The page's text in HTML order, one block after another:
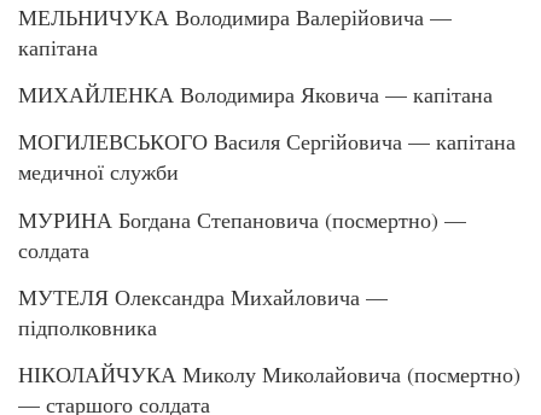
МЕЛЬНИЧУКА Володимира Валерійовича —
капітана
МИХАЙЛЕНКА Володимира Яковича — капітана
МОГИЛЕВСЬКОГО Василя Сергійовича — капітана
медичної служби
МУРИНА Богдана Степановича (посмертно) —
солдата
МУТЕЛЯ Олександра Михайловича —
підполковника
НІКОЛАЙЧУКА Миколу Миколайовича (посмертно)
— старшого солдата